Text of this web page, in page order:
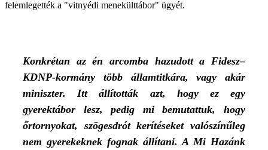
felemlegették a "vitnyédi menekülttábor" ügyét.
Konkrétan az én arcomba hazudott a Fidesz–
KDNP-kormány több államtitkára, vagy akár
miniszter. Itt állították azt, hogy ez egy
gyerektábor lesz, pedig mi bemutattuk, hogy
őrtornyokat, szögesdrót kerítéseket valószínűleg
nem gyerekeknek fognak állítani. A Mi Hazánk